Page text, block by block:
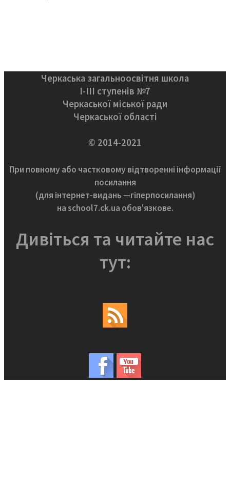
Черкаська загальноосвітня школа
І-ІІІ ступенів №7
Черкаської міської ради
Черкаської області
© 2014-2021
При повному або частковому відтворенні інформації
посилання
(для інтернет-видань —гіперпосилання)
на school7.ck.ua обов'язкове.
Дивіться та читайте нас
тут: